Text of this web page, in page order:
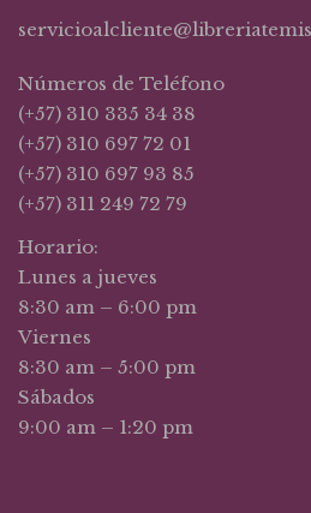
Números de Teléfono
(+57) 310 335 34 38
(+57) 310 697 72 01
(+57) 310 697 93 85
(+57) 311 249 72 79
Horario:
Lunes a jueves
8:30 am – 6:00 pm
Viernes
8:30 am – 5:00 pm
Sábados
9:00 am – 1:20 pm